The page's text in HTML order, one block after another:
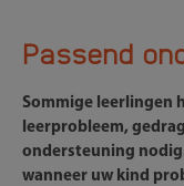
Passend
Sommige leerlingen
leerprobleem,
ondersteuning
wanneer uw kind